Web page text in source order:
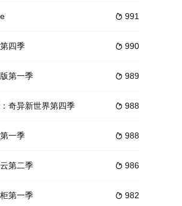
残暴，爆头一时爽，“我是个雇佣兵，
，他发现更多关于他自己和周围人的事情，不是
 991
 990
四季
 989
第一季
 988
奇异新世界第四季
 988
一季
 986
第二季
 982
第一季